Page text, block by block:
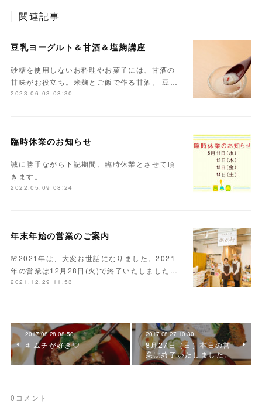
関連記事
豆乳ヨーグルト＆甘酒＆塩麹講座
砂糖を使用しないお料理やお菓子には、甘酒の
甘味がお役立ち。米麹とご飯で作る甘酒。 豆…
2023.06.03 08:30
臨時休業のお知らせ
誠に勝手ながら下記期間、臨時休業とさせて頂
きます。
2022.05.09 08:24
年末年始の営業のご案内
🌸2021年は、大変お世話になりました。2021
年の営業は12月28日(火)で終了いたしました…
2021.12.29 11:53
2017.08.28 08:50
キムチが好き♡
2017.08.27 10:30
8月27日（日）本日の営
業は終了いたしました。
0 コメント